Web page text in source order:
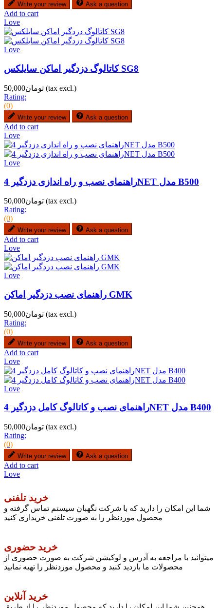
Write your review Ask a question
Add to cart
Love
Love
کاتالوگ دزدگیر اماکن سایلکس SG8
تومان50,000 (tax excl.)
Rating:
(0)
Write your review Ask a question
Add to cart
Love
Love
راهنمای نصب و راه اندازی دزدگیر 4NET مدل B500
تومان50,000 (tax excl.)
Rating:
(0)
Write your review Ask a question
Add to cart
Love
Love
راهنمای نصب دزدگیر اماکن GMK
تومان50,000 (tax excl.)
Rating:
(0)
Write your review Ask a question
Add to cart
Love
Love
راهنمای نصب و کاتالوگ کامل دزدگیر 4NET مدل B400
تومان50,000 (tax excl.)
Rating:
(0)
Write your review Ask a question
Add to cart
Love
خرید تلفنی
شما این امکان را دارید که با شرکت نگهبان سیستم تماس گرفته و
محصول موردنظر را به صورت تلفنی خریداری کنید
خرید حضوری
میتوانید با مراجعه به آدرس و لوکیشن شرکت به صورت حضوری از
محصولات ما بازدید کنید و محصول موردنظر را تهیه نمایید
خرید آنلاین